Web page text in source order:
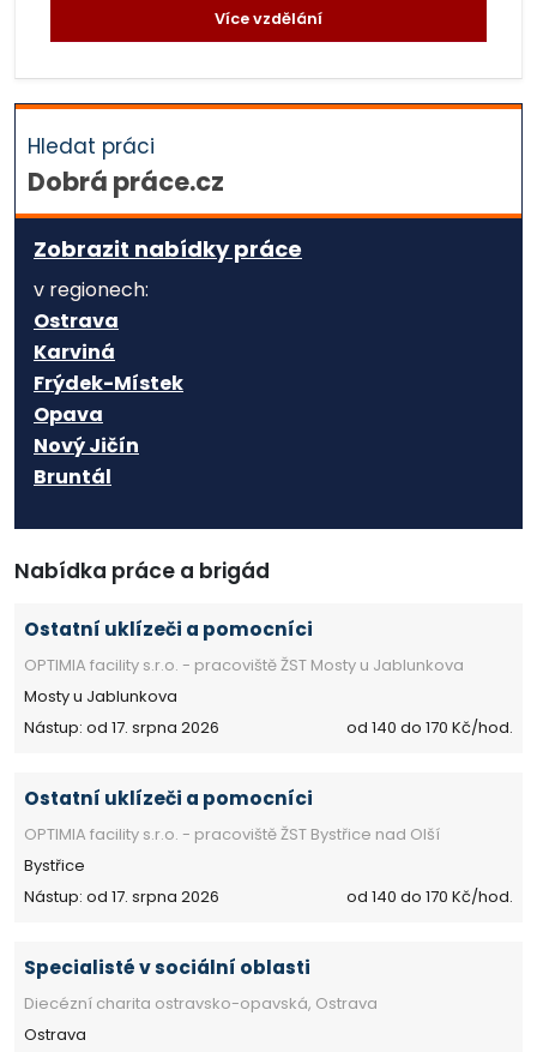
Více vzdělání
Hledat práci
Dobrá práce.cz
Zobrazit nabídky práce
v regionech:
Ostrava
Karviná
Frýdek-Místek
Opava
Nový Jičín
Bruntál
Nabídka práce a brigád
Ostatní uklízeči a pomocníci
OPTIMIA facility s.r.o. - pracoviště ŽST Mosty u Jablunkova
Mosty u Jablunkova
Nástup: od 17. srpna 2026
od 140 do 170 Kč/hod.
Ostatní uklízeči a pomocníci
OPTIMIA facility s.r.o. - pracoviště ŽST Bystřice nad Olší
Bystřice
Nástup: od 17. srpna 2026
od 140 do 170 Kč/hod.
Specialisté v sociální oblasti
Diecézní charita ostravsko-opavská, Ostrava
Ostrava